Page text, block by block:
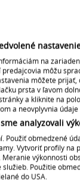
na
môžu
môžete
prsta v ľavom
a kliknite na
a neovplyvnia
analyzovali
Použiť obmedzené
Vytvoriť profily na
výkonnosti
Použitie
do USA.